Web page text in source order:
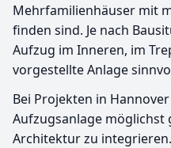
Mehrfamilienhäuser mit
finden sind. Je nach
Aufzug im Inneren, im
vorgestellte Anlage
Bei Projekten in
Aufzugsanlage möglichst
Architektur zu